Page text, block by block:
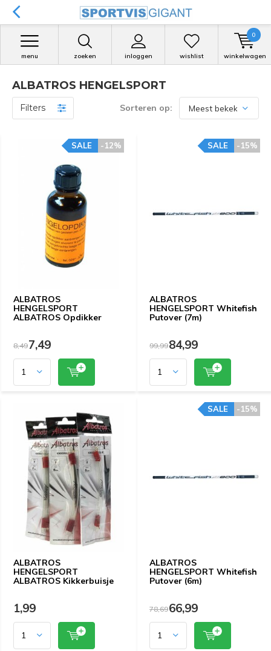
zoeken inloggen
menu wishlist winkelwagen
0
ALBATROS HENGELSPORT
Filters Sorteren op:
ALBATROS
HENGELSPORT
ALBATROS Opdikker
-12%
SALE
8,497,49
ALBATROS
HENGELSPORT Whitefish
Putover (7m)
-15%
SALE
99,9984,99
ALBATROS
HENGELSPORT
ALBATROS Kikkerbuisje
1,99
ALBATROS
HENGELSPORT Whitefish
Putover (6m)
-15%
SALE
78,6966,99